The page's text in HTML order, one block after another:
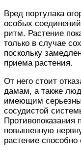
Вред портулака
особых
ритм. Растение
только в случае
поскольку
приема растения.
От него стоит
дамам, а также
имеющим
сосудистой
Противопоказания
повышенную
растение способно